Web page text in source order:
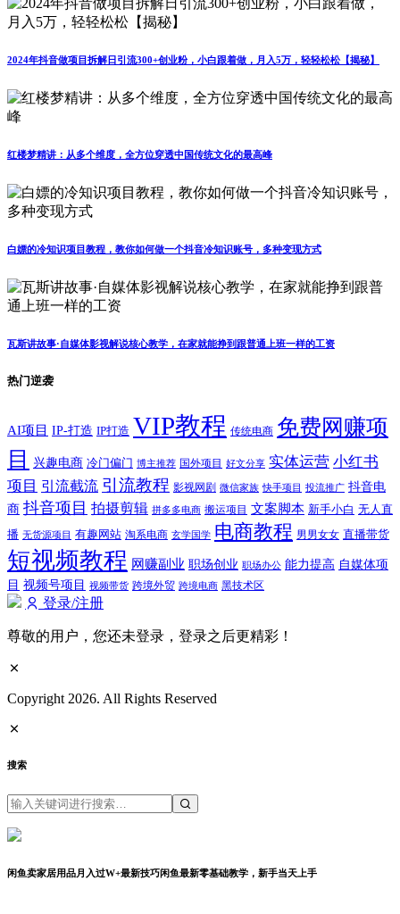
2024年抖音做项目拆解日引流300+创业粉，小白跟着做，月入5万，轻轻松松【揭秘】
红楼梦精讲：从多个维度，全方位穿透中国传统文化的最高峰
白嫖的冷知识项目教程，教你如何做一个抖音冷知识账号，多种变现方式
瓦斯讲故事·自媒体影视解说核心教学，在家就能挣到跟普通上班一样的工资
热门逆袭
AI项目 IP-打造 IP打造 VIP教程 传统电商 免费网赚项
目
兴趣电商 冷门偏门 博主推荐 国外项目 好文分享 实体运营 小红书
项目 引流截流 引流教程 影视网剧 微信家族 快手项目 投流推广 抖音电
商 抖音项目 拍摄剪辑 拼多多电商 搬运项目 文案脚本 新手小白 无人直
播 无货源项目 有趣网站 淘系电商 玄学国学 电商教程 男男女女 直播带货
短视频教程 网赚副业 职场创业 职场办公 能力提高 自媒体项
目 视频号项目 视频带货 跨境外贸 跨境电商 黑技术区
登录/注册
尊敬的用户，您还未登录，登录之后更精彩！
Copyright 2026. All Rights Reserved
搜索
闲鱼卖家居用品月入过W+最新技巧闲鱼最新零基础教学，新手当天上手